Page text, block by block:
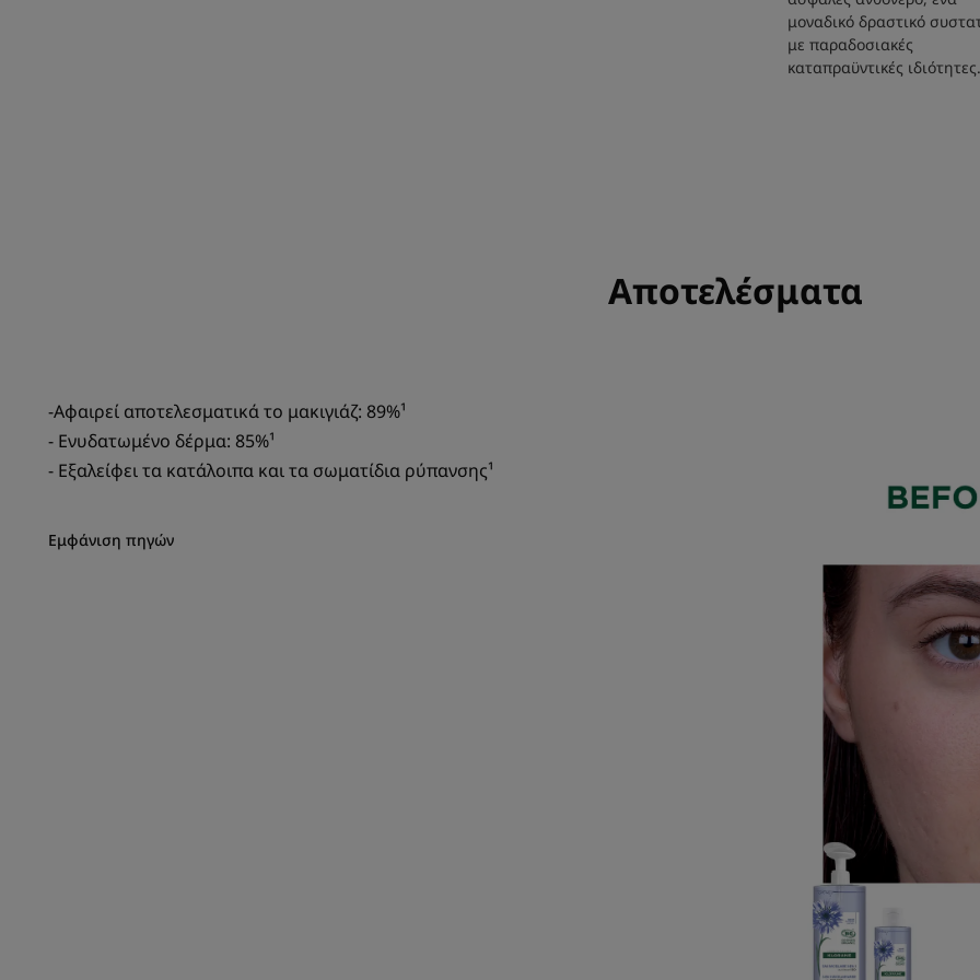
μοναδικό δραστικό
με παραδοσιακές
καταπραϋντικές ιδιότητες.
Αποτελέσματα
-Αφαιρεί αποτελεσματικά το μακιγιάζ: 89%¹
- Ενυδατωμένο δέρμα: 85%¹
- Εξαλείφει τα κατάλοιπα και τα σωματίδια ρύπανσης¹
Εμφάνιση πηγών